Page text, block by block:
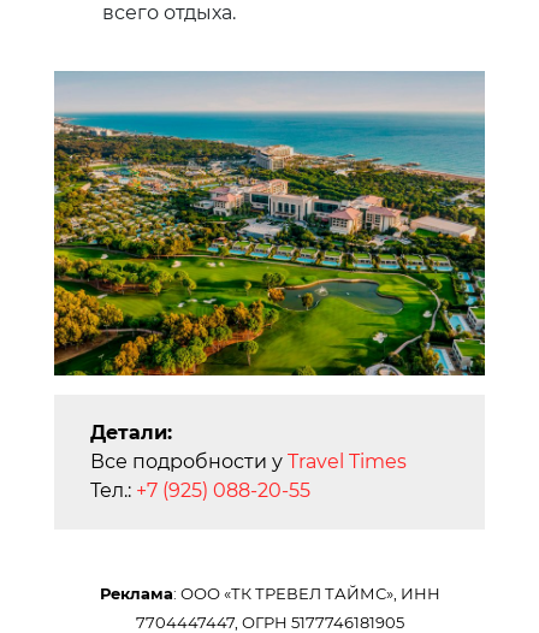
всего отдыха.
Детали:
Все подробности у Travel Times
Тел.: +7 (925) 088-20-55
Реклама: ООО «ТК ТРЕВЕЛ ТАЙМС», ИНН
7704447447, ОГРН 5177746181905